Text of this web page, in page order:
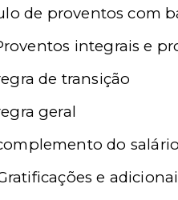
de proventos com
integrais e
de transição
geral
do
e